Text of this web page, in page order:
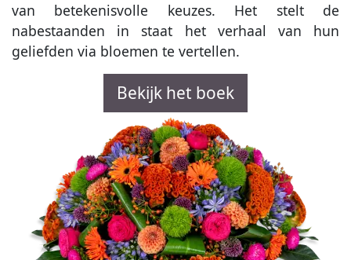
van betekenisvolle keuzes. Het stelt de
nabestaanden in staat het verhaal van hun
geliefden via bloemen te vertellen.
Bekijk het boek